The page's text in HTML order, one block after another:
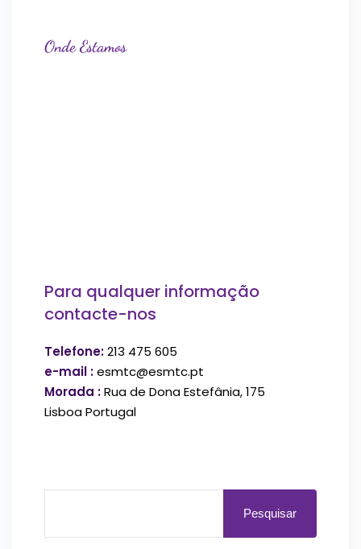
Onde Estamos
Para qualquer informação
contacte-nos
Telefone:213 475 605
e-mail :esmtc@esmtc.pt
Morada :Rua de Dona Estefânia, 175
Lisboa Portugal
Pesquisar